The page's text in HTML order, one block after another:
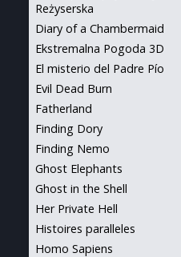
Reżyserska
Diary of a Chambermaid
Ekstremalna Pogoda 3D
El misterio del Padre Pío
Evil Dead Burn
Fatherland
Finding Dory
Finding Nemo
Ghost Elephants
Ghost in the Shell
Her Private Hell
Histoires paralleles
Homo Sapiens